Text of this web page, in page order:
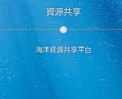
資源共享
海洋資源共享平台